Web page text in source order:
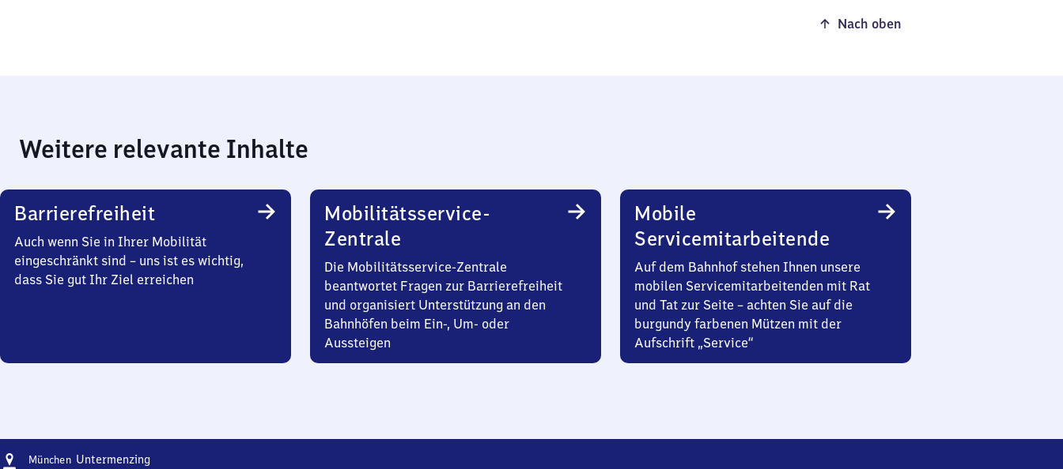
Nach oben
Weitere relevante Inhalte
Barrierefreiheit
Auch wenn Sie in Ihrer Mobilität
eingeschränkt sind – uns ist es wichtig,
dass Sie gut Ihr Ziel erreichen
Mobilitätsservice-
Zentrale
Die Mobilitätsservice-Zentrale
beantwortet Fragen zur Barrierefreiheit
und organisiert Unterstützung an den
Bahnhöfen beim Ein-, Um- oder
Aussteigen
Mobile
Servicemitarbeitende
Auf dem Bahnhof stehen Ihnen unsere
mobilen Servicemitarbeitenden mit Rat
und Tat zur Seite – achten Sie auf die
burgundy farbenen Mützen mit der
Aufschrift „Service“
Adresse
München UntermenzingMünchen-